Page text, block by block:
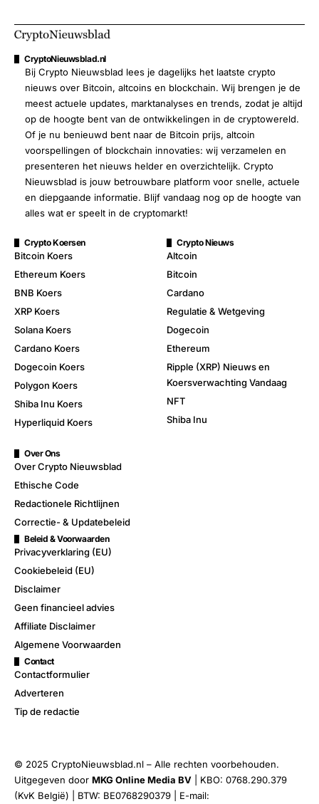
CryptoNieuwsblad.nl
Bij Crypto Nieuwsblad lees je dagelijks het laatste crypto
nieuws over Bitcoin, altcoins en blockchain. Wij brengen je de
meest actuele updates, marktanalyses en trends, zodat je altijd
op de hoogte bent van de ontwikkelingen in de cryptowereld.
Of je nu benieuwd bent naar de Bitcoin prijs, altcoin
voorspellingen of blockchain innovaties: wij verzamelen en
presenteren het nieuws helder en overzichtelijk. Crypto
Nieuwsblad is jouw betrouwbare platform voor snelle, actuele
en diepgaande informatie. Blijf vandaag nog op de hoogte van
alles wat er speelt in de cryptomarkt!
Crypto Koersen
Bitcoin Koers
Ethereum Koers
BNB Koers
XRP Koers
Solana Koers
Cardano Koers
Dogecoin Koers
Polygon Koers
Shiba Inu Koers
Hyperliquid Koers
Crypto Nieuws
Altcoin
Bitcoin
Cardano
Regulatie & Wetgeving
Dogecoin
Ethereum
Ripple (XRP) Nieuws en
Koersverwachting Vandaag
NFT
Shiba Inu
Over Ons
Over Crypto Nieuwsblad
Ethische Code
Redactionele Richtlijnen
Correctie- & Updatebeleid
Beleid & Voorwaarden
Privacyverklaring (EU)
Cookiebeleid (EU)
Disclaimer
Geen financieel advies
Affiliate Disclaimer
Algemene Voorwaarden
Contact
Contactformulier
Adverteren
Tip de redactie
© 2025 CryptoNieuwsblad.nl – Alle rechten voorbehouden.
Uitgegeven door MKG Online Media BV | KBO: 0768.290.379
(KvK België) | BTW: BE0768290379 | E-mail: